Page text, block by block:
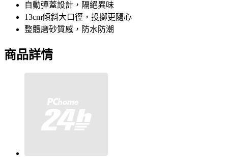
自動彈蓋設計，隔絕異味
13cm傾斜大口徑，投擲更隨心
整體磨砂質感，防水防潮
商品詳情